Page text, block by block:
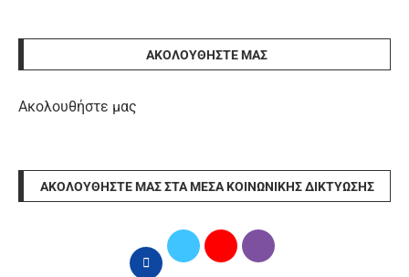
ΑΚΟΛΟΥΘΉΣΤΕ ΜΑΣ
Ακολουθήστε μας
ΑΚΟΛΟΥΘΉΣΤΕ ΜΑΣ ΣΤΑ ΜΈΣΑ ΚΟΙΝΩΝΙΚΉΣ ΔΙΚΤΎΩΣΗΣ